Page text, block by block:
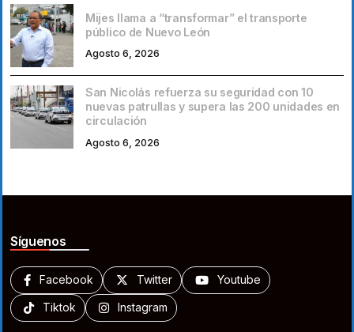
Mijes llama a “transformar” el transporte
público de Nuevo León
Agosto 6, 2026
San Nicolás refuerza su seguridad con 10
nuevas patrullas y supera las 200 unidades en
circulación
Agosto 6, 2026
Síguenos
Facebook Twitter Youtube
Tiktok Instagram